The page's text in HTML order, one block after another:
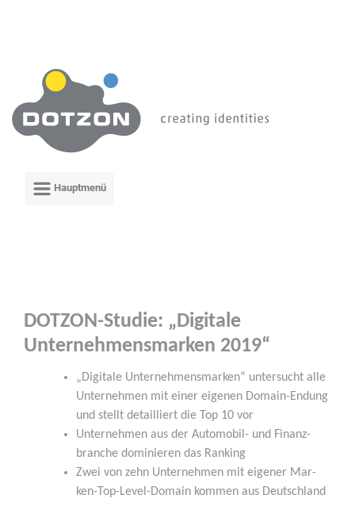
DOTZON-Studie: „Digitale
Unternehmensmarken 2019“
„Digi­ta­le Unter­neh­mens­mar­ken“ unter­sucht alle
Unter­neh­men mit einer eige­nen Domain-Endung
und stellt detail­liert die Top 10 vor
Unter­neh­men aus der Auto­mo­bil- und Finanz­
bran­che domi­nie­ren das Ranking
Zwei von zehn Unter­neh­men mit eige­ner Mar­
ken-Top-Level-Domain kom­men aus Deutschland